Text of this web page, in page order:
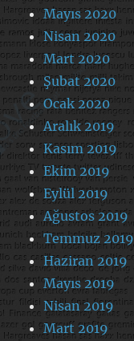
Mayıs 2020
Nisan 2020
Mart 2020
Şubat 2020
Ocak 2020
Aralık 2019
Kasım 2019
Ekim 2019
Eylül 2019
Ağustos 2019
Temmuz 2019
Haziran 2019
Mayıs 2019
Nisan 2019
Mart 2019